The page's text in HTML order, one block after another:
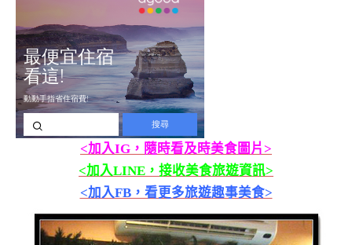
<加入IG，隨時看及時美食圖片>
<加入LINE，接收美食旅遊資訊>
<加入FB，看更多旅遊趣事美食>